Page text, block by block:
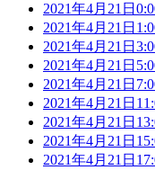
2021年4月21日
2021年4月21日
2021年4月21日
2021年4月21日
2021年4月21日
2021年4月21日
2021年4月21日
2021年4月21日
2021年4月21日